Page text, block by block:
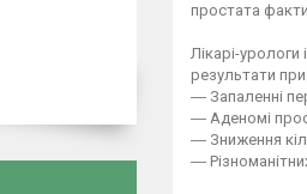
простата
Лікарі-
результати при:
― Запаленні
― Аденомі
― Зниження
―